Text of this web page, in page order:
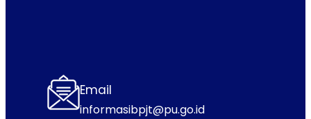
Email
informasibpjt@pu.go.id